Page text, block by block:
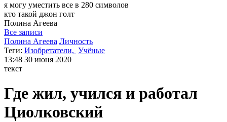
я могу уместить все в 280 символов
кто такой джон голт
Полина Агеева
Все записи
Полина Агеева Личность
Теги: Изобретатели, Учёные
13:48 30 июня 2020
текст
Где жил, учился и работал
Циолковский